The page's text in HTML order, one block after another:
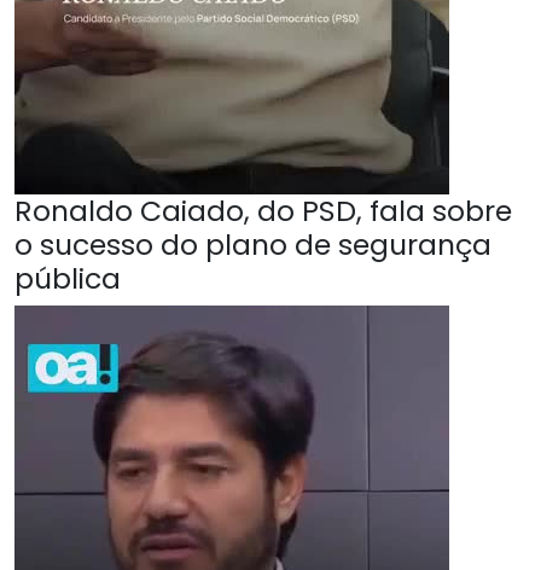
Ronaldo Caiado, do PSD, fala sobre
o sucesso do plano de segurança
pública